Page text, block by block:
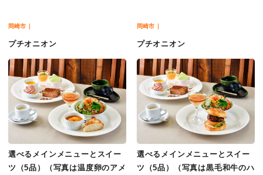
岡崎市
プチオニオン
選べるメインメニューとスイー
ツ（5品）（写真は温度卵のアメ
岡崎市
プチオニオン
選べるメインメニューとスイー
ツ（5品）（写真は黒毛和牛のハ